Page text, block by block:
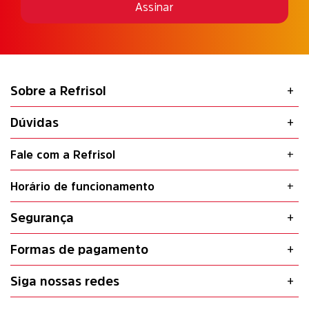
Assinar
Sobre a Refrisol
Dúvidas
Fale com a Refrisol
Horário de funcionamento
Segurança
Formas de pagamento
Siga nossas redes